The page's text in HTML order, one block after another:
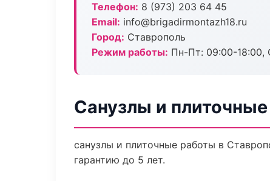
Телефон: 8 (973) 203 64 45
Email: info@brigadirmontazh18.ru
Город: Ставрополь
Режим работы: Пн-Пт: 09:00-18:00,
Санузлы и
санузлы и плиточные работы в
гарантию до 5 лет.